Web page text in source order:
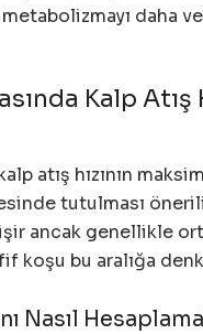
daha
Kalp Atış
atış hızının
tutulması
ancak genellikle
koşu bu aralığa
Nasıl